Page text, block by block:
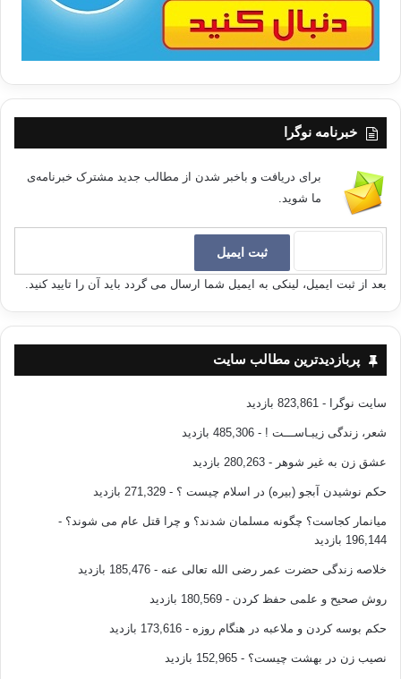
خبرنامه نوگرا
برای دریافت و باخبر شدن از مطالب جدید مشترک خبرنامه‌ی
ما شوید.
بعد از ثبت ایمیل، لینکی به ایمیل شما ارسال می گردد باید آن را تایید کنید.
پربازدیدترین مطالب سایت
سایت نوگرا - 823,861 بازدید
شعر، زندگی زیبـاســـت ! - 485,306 بازدید
عشق زن به غیر شوهر - 280,263 بازدید
حکم نوشیدن آبجو (بیره) در اسلام چیست ؟ - 271,329 بازدید
میانمار کجاست؟ چگونه مسلمان شدند؟ و چرا قتل عام می شوند؟ -
196,144 بازدید
خلاصه زندگی حضرت عمر رضی الله تعالی عنه - 185,476 بازدید
روش صحیح و علمی حفظ کردن - 180,569 بازدید
حکم بوسه کردن و ملاعبه در هنگام روزه - 173,616 بازدید
نصیب زن در بهشت چیست؟ - 152,965 بازدید